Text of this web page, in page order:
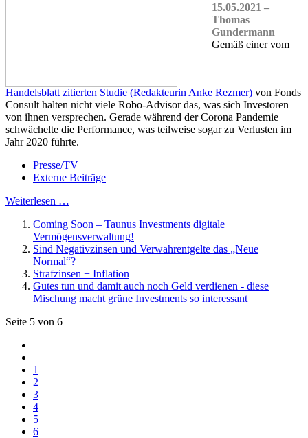
15.05.2021 –
Thomas
Gundermann
Gemäß einer vom
Handelsblatt zitierten Studie (Redakteurin Anke Rezmer) von Fonds
Consult halten nicht viele Robo-Advisor das, was sich Investoren
von ihnen versprechen. Gerade während der Corona Pandemie
schwächelte die Performance, was teilweise sogar zu Verlusten im
Jahr 2020 führte.
Presse/TV
Externe Beiträge
Weiterlesen …
Coming Soon – Taunus Investments digitale
Vermögensverwaltung!
Sind Negativzinsen und Verwahrentgelte das „Neue
Normal“?
Strafzinsen + Inflation
Gutes tun und damit auch noch Geld verdienen - diese
Mischung macht grüne Investments so interessant
Seite 5 von 6
1
2
3
4
5
6